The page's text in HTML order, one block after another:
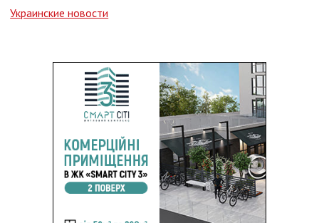
Украинские новости